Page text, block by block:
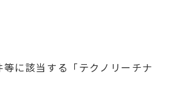
に該当する「テクノリーチナ